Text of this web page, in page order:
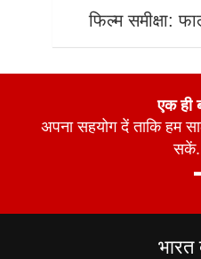
फिल्म समीक्षा:
एक ही
अपना सहयोग दें ताकि हम
सकें.
भारत